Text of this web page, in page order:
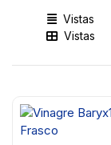
Vistas
Vistas